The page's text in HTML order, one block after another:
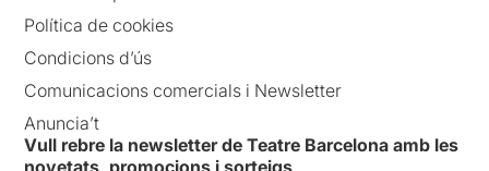
Política de cookies
Condicions d’ús
Comunicacions comercials i Newsletter
Anuncia’t
Vull rebre la newsletter de Teatre Barcelona amb les